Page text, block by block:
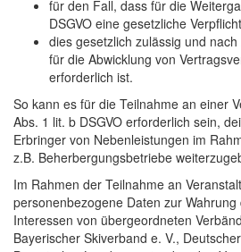
für den Fall, dass für die
DSGVO eine gesetzliche
dies gesetzlich zulässig und
für die Abwicklung von
erforderlich ist.
So kann es für die Teilnahme an einer
Abs. 1 lit. b DSGVO erforderlich sein,
Erbringer von Nebenleistungen im
z.B. Beherbergungsbetriebe
Im Rahmen der Teilnahme an
personenbezogene Daten zur
Interessen von übergeordneten
Bayerischer Skiverband e. V.,